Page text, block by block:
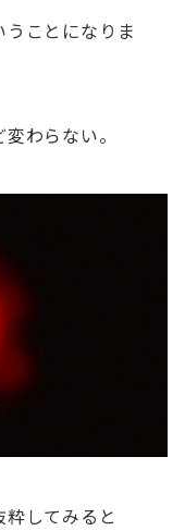
ことになりま
わらない。
してみると